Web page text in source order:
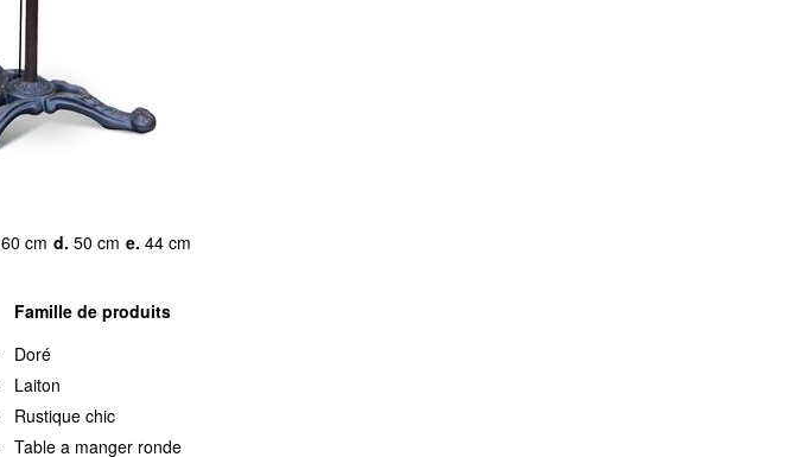
60 cm d. 50 cm e. 44 cm
Famille de produits
Doré
Laiton
Rustique chic
Table a manger ronde